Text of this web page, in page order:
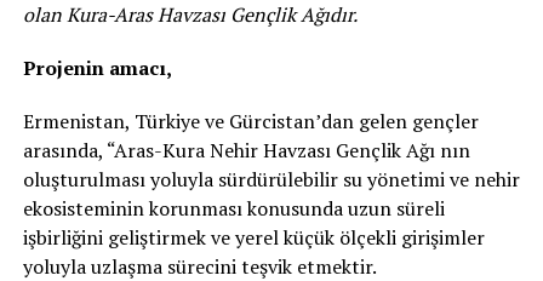
olan Kura-Aras Havzası Gençlik Ağıdır.
Projenin amacı,
Ermenistan, Türkiye ve Gürcistan’dan gelen gençler
arasında, “Aras-Kura Nehir Havzası Gençlik Ağı nın
oluşturulması yoluyla sürdürülebilir su yönetimi ve nehir
ekosisteminin korunması konusunda uzun süreli
işbirliğini geliştirmek ve yerel küçük ölçekli girişimler
yoluyla uzlaşma sürecini teşvik etmektir.